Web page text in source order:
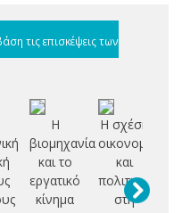
τις επισκέψεις των
Η
βιομηχανία
και το
εργατικό
κίνημα
Η σχέση
οικονομίας
και
πολιτικής
στη